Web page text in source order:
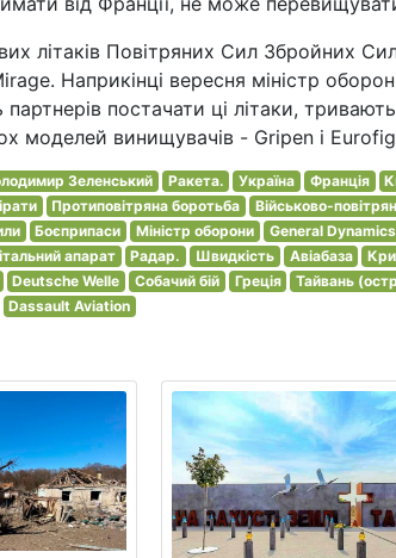
літаків Повітряних Сил Збройних
Наприкінці вересня міністр
партнерів постачати ці літаки,
моделей винищувачів - Gripen і
Зеленський Ракета. Україна Франція
Протиповітряна боротьба Військово-
Боєприпаси Міністр оборони General
апарат
Радар. Швидкість Авіабаза
Deutsche Welle Собачий бій Греція Тайвань
Dassault Aviation